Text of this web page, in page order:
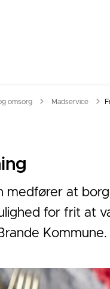
omsorg
Tilbage til
Madservice
medfører at
for frit at
Kommune.